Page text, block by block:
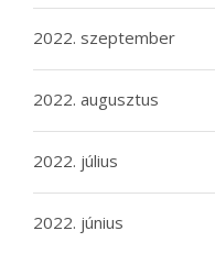
2022. szeptember
2022. augusztus
2022. július
2022. június